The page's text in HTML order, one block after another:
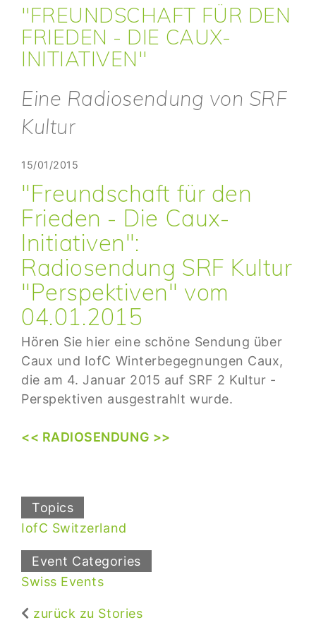
"FREUNDSCHAFT FÜR DEN
FRIEDEN - DIE CAUX-
INITIATIVEN"
Eine Radiosendung von SRF
Kultur
15/01/2015
"Freundschaft für den
Frieden - Die Caux-
Initiativen":
Radiosendung SRF Kultur
"Perspektiven" vom
04.01.2015
Hören Sie hier eine schöne Sendung über
Caux und IofC Winterbegegnungen Caux,
die am 4. Januar 2015 auf SRF 2 Kultur -
Perspektiven ausgestrahlt wurde.
<< RADIOSENDUNG >>
Topics
IofC Switzerland
Event Categories
Swiss Events
zurück zu Stories